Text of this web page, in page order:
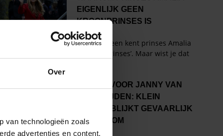
Over
van technologieën zoals
advertenties en content,